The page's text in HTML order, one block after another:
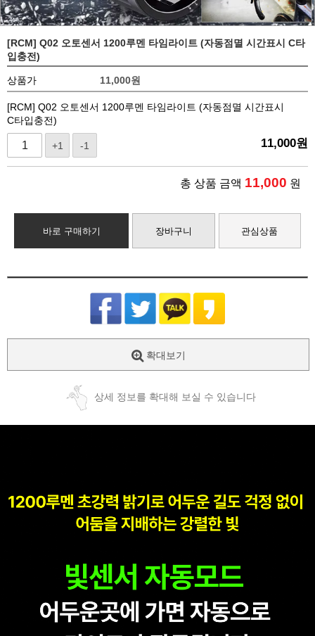
[RCM] Q02 오토센서 1200루멘 타임라이트 (자동점멸 시간표시 C타
입충전)
상품가 11,000원
[RCM] Q02 오토센서 1200루멘 타임라이트 (자동점멸 시간표시
C타입충전)
+1 -1 11,000원
총 상품 금액 11,000 원
바로 구매하기 장바구니 관심상품
확대보기
상세 정보를 확대해 보실 수 있습니다